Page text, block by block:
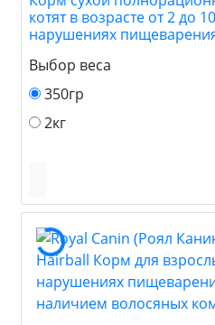
котят в возрасте от 2 до
нарушениях
Выбор веса
350гр
2кг